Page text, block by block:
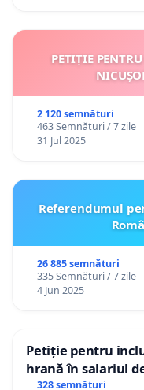
PETIȚIE
2 120 semnături
463 Semnături / 7 zile
31 Jul 2025
Referendumul
26 885 semnături
335 Semnături / 7 zile
4 Jun 2025
Petiție pentru
hrană în salariul
328 semnături